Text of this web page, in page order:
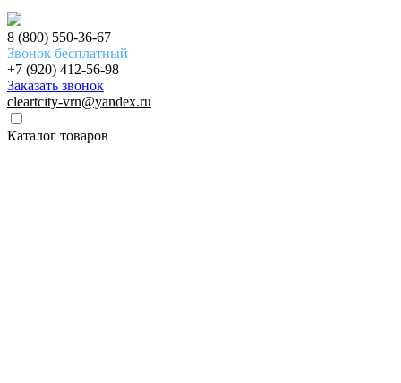
8 (800) 550-36-67
Звонок бесплатный
+7 (920) 412-56-98
Заказать звонок
cleartcity-vrn@yandex.ru
Каталог товаров